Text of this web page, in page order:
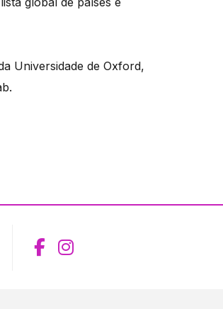
Universidade de Oxford,
Aceder ao Facebook
Aceder ao